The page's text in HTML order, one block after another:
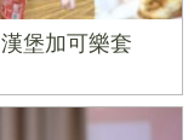
堡加可樂套